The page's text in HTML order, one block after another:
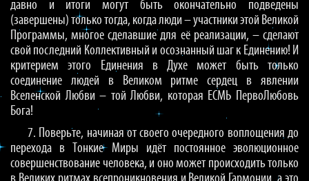
давно и итоги могут быть окончательно подведены
(завершены) только тогда, когда люди – участники этой Великой
Программы, многое сделавшие для её реализации, – сделают
свой последний Коллективный и осознанный шаг к Единению! И
критерием этого Единения в Духе может быть только
соединение людей в Великом ритме сердец в явлении
Вселенской Любви – той Любви, которая ЕСМЬ ПервоЛюбовь
Бога!
7. Поверьте, начиная от своего очередного воплощения до
перехода в Тонкие Миры идёт постоянное эволюционное
совершенствование человека, и оно может происходить только